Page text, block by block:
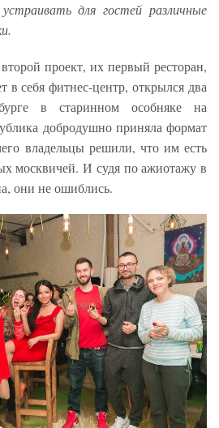
для гостей различные
проект, их первый ресторан,
в себя фитнес-центр, открылся два
в старинном особняке на
добродушно приняла формат
владельцы решили, что им есть
москвичей. И судя по ажиотажу в
они не ошиблись.